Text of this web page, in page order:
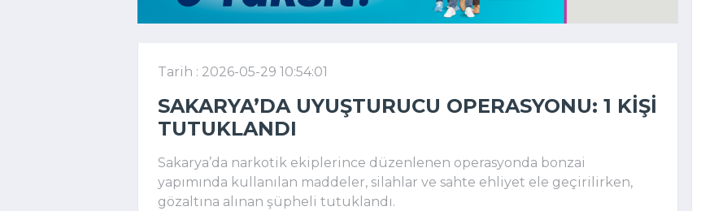
Tarih : 2026-05-29 10:54:01
SAKARYA’DA UYUŞTURUCU OPERASYONU: 1 KIŞI
TUTUKLANDI
Sakarya’da narkotik ekiplerince düzenlenen operasyonda bonzai
yapımında kullanılan maddeler, silahlar ve sahte ehliyet ele geçirilirken,
gözaltına alınan şüpheli tutuklandı.